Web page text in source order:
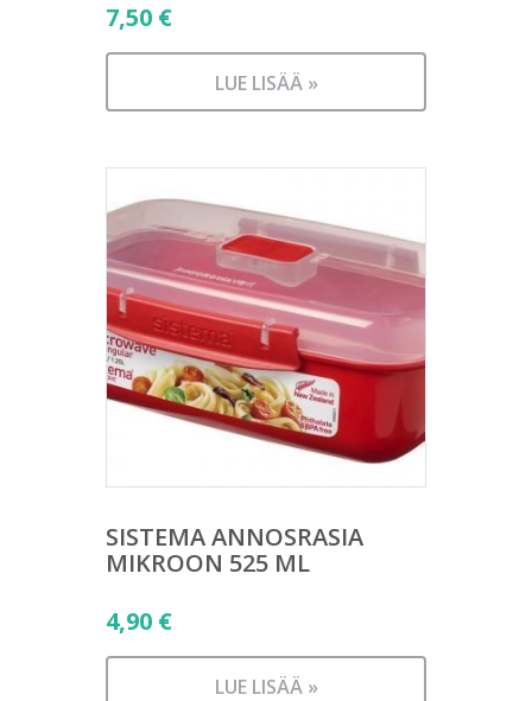
7,50 €
LUE LISÄÄ »
SISTEMA ANNOSRASIA
MIKROON 525 ML
4,90 €
LUE LISÄÄ »